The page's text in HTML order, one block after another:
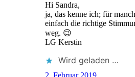
Hi Sandra,
ja, das kenne ich; für
einfach die richtige
weg. 😉
LG Kerstin
Wird geladen …